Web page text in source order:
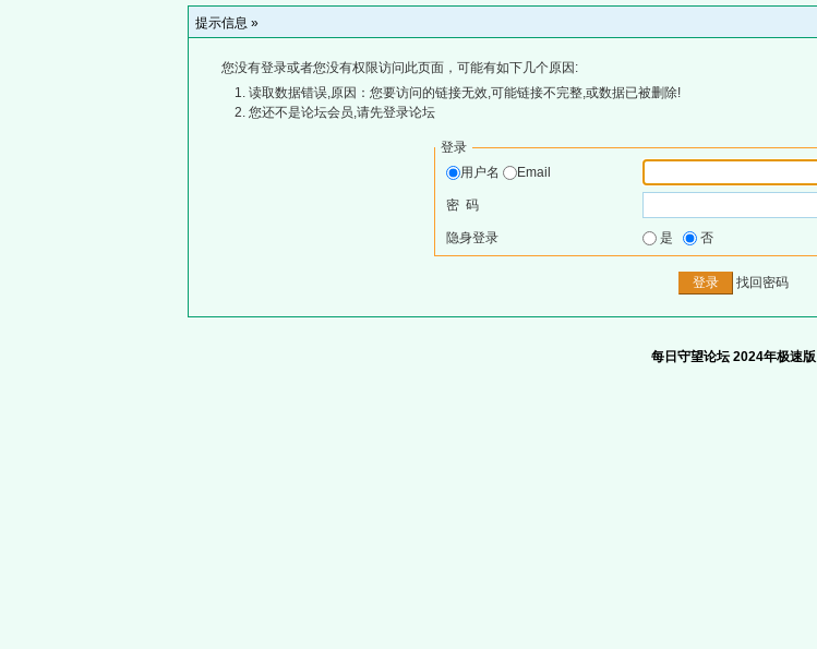
提示信息 »
您没有登录或者您没有权限访问此页面，可能有如下几个原因:
读取数据错误,原因：您要访问的链接无效,可能链接不完整,或数据已被删除!
您还不是论坛会员,请先登录论坛
登录
用户名
Email
密 码
隐身登录 是 否
找回密码
每日守望论坛 2024年极速版